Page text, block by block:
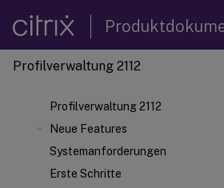
Profilverwaltung 2112
Profilverwaltung 2112
Neue Features
Systemanforderungen
Erste Schritte